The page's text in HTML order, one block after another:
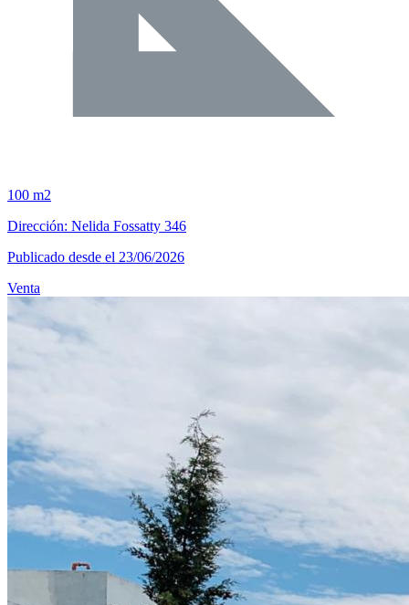
100 m2
Dirección: Nelida Fossatty 346
Publicado desde el 23/06/2026
Venta